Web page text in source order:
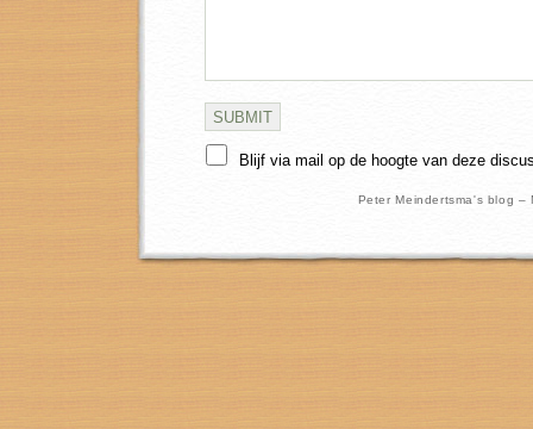
Blijf via mail op de hoogte van deze
Peter Meindertsma's blog